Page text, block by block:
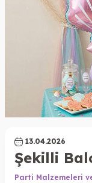
13.04.2026
Şekilli
Parti Malzemeleri